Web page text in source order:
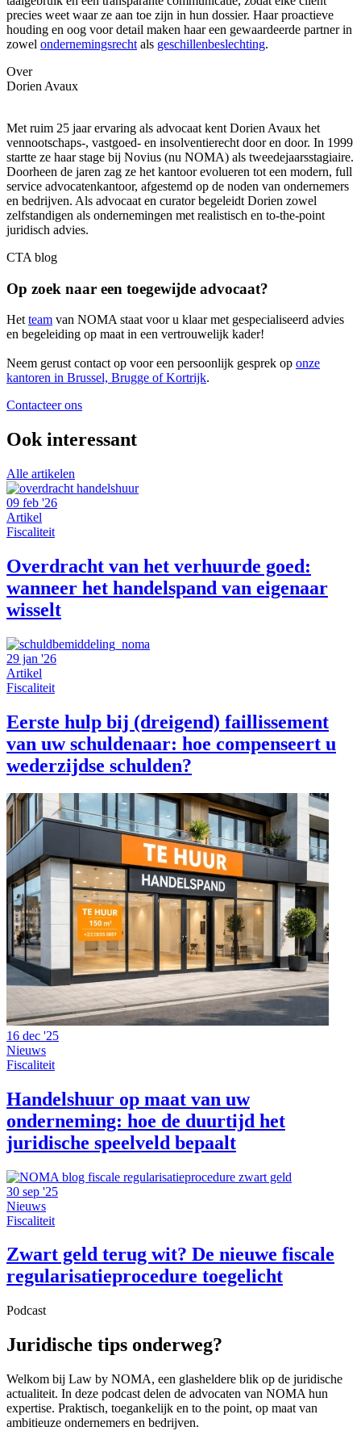
precies weet waar ze aan toe zijn in hun dossier. Haar proactieve
houding en oog voor detail maken haar een gewaardeerde partner in
zowel ondernemingsrecht als geschillenbeslechting.
Over
Dorien Avaux
Met ruim 25 jaar ervaring als advocaat kent Dorien Avaux het
vennootschaps-, vastgoed- en insolventierecht door en door. In 1999
startte ze haar stage bij Novius (nu NOMA) als tweedejaarsstagiaire.
Doorheen de jaren zag ze het kantoor evolueren tot een modern, full
service advocatenkantoor, afgestemd op de noden van ondernemers
en bedrijven. Als advocaat en curator begeleidt Dorien zowel
zelfstandigen als ondernemingen met realistisch en to-the-point
juridisch advies.
CTA blog
Op zoek naar een toegewijde advocaat?
Het team van NOMA staat voor u klaar met gespecialiseerd advies
en begeleiding op maat in een vertrouwelijk kader!
Neem gerust contact op voor een persoonlijk gesprek op onze
kantoren in Brussel, Brugge of Kortrijk.
Contacteer ons
Ook interessant
Alle artikelen
09 feb '26
Artikel
Fiscaliteit
Overdracht van het verhuurde goed:
wanneer het handelspand van eigenaar
wisselt
29 jan '26
Artikel
Fiscaliteit
Eerste hulp bij (dreigend) faillissement
van uw schuldenaar: hoe compenseert u
wederzijdse schulden?
16 dec '25
Nieuws
Fiscaliteit
Handelshuur op maat van uw
onderneming: hoe de duurtijd het
juridische speelveld bepaalt
30 sep '25
Nieuws
Fiscaliteit
Zwart geld terug wit? De nieuwe fiscale
regularisatieprocedure toegelicht
Podcast
Juridische tips onderweg?
Welkom bij Law by NOMA, een glasheldere blik op de juridische
actualiteit. In deze podcast delen de advocaten van NOMA hun
expertise. Praktisch, toegankelijk en to the point, op maat van
ambitieuze ondernemers en bedrijven.